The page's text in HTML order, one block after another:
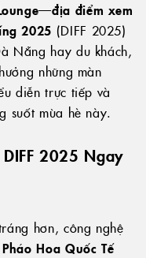
—địa điểm xem
2025 (DIFF 2025)
Nẵng hay du khách,
những màn
diễn trực tiếp và
suốt mùa hè này.
2025 Ngay
hơn, công nghệ
Hoa Quốc Tế